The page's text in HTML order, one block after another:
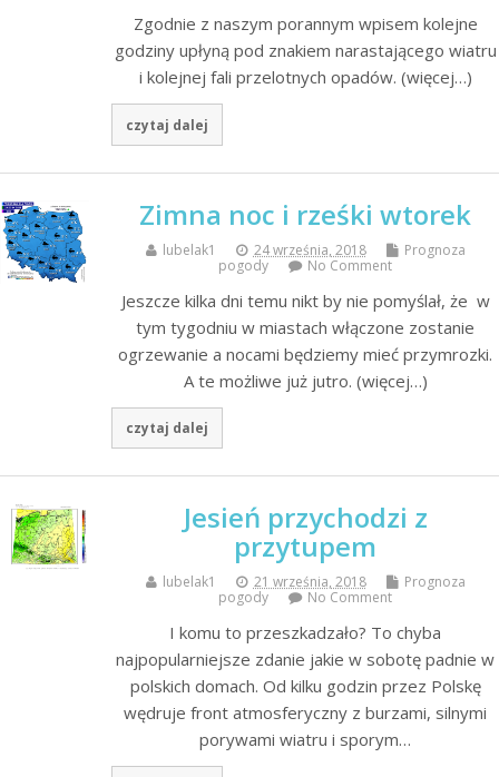
Zgodnie z naszym porannym wpisem kolejne
godziny upłyną pod znakiem narastającego wiatru
i kolejnej fali przelotnych opadów. (więcej…)
czytaj dalej
Zimna noc i rześki wtorek
lubelak1 24 września, 2018
Prognoza
pogody
No Comment
Jeszcze kilka dni temu nikt by nie pomyślał, że w
tym tygodniu w miastach włączone zostanie
ogrzewanie a nocami będziemy mieć przymrozki.
A te możliwe już jutro. (więcej…)
czytaj dalej
Jesień przychodzi z
przytupem
lubelak1 21 września, 2018
Prognoza
pogody
No Comment
I komu to przeszkadzało? To chyba
najpopularniejsze zdanie jakie w sobotę padnie w
polskich domach. Od kilku godzin przez Polskę
wędruje front atmosferyczny z burzami, silnymi
porywami wiatru i sporym…